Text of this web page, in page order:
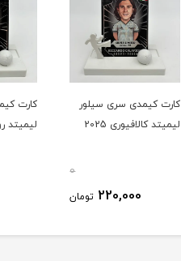
کارت کیمدی سری سیلور
لیمیتد کالافیوری 2025
0
220,000 تومان
کارت
لیمیتد